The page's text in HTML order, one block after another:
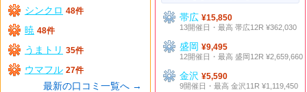
シンクロ 48件
暁 48件
うまトリ 35件
ウマフル 27件
最新の口コミ一覧へ →
帯広¥15,850
13開催日・最高 帯広12R ¥362,030
盛岡¥9,495
12開催日・最高 盛岡12R ¥2,659,660
金沢¥5,590
9開催日・最高 金沢11R ¥1,119,450